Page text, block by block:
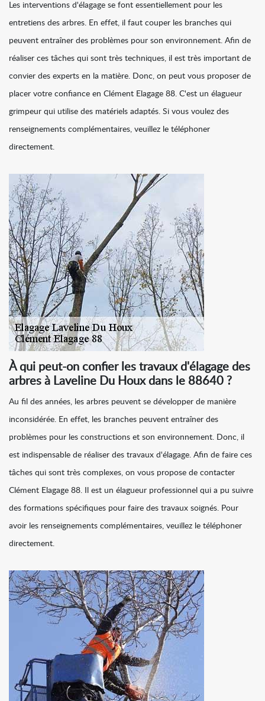
Les interventions d'élagage se font essentiellement pour les
entretiens des arbres. En effet, il faut couper les branches qui
peuvent entraîner des problèmes pour son environnement. Afin de
réaliser ces tâches qui sont très techniques, il est très important de
convier des experts en la matière. Donc, on peut vous proposer de
placer votre confiance en Clément Elagage 88. C'est un élagueur
grimpeur qui utilise des matériels adaptés. Si vous voulez des
renseignements complémentaires, veuillez le téléphoner
directement.
À qui peut-on confier les travaux d'élagage des
arbres à Laveline Du Houx dans le 88640 ?
Au fil des années, les arbres peuvent se développer de manière
inconsidérée. En effet, les branches peuvent entraîner des
problèmes pour les constructions et son environnement. Donc, il
est indispensable de réaliser des travaux d'élagage. Afin de faire ces
tâches qui sont très complexes, on vous propose de contacter
Clément Elagage 88. Il est un élagueur professionnel qui a pu suivre
des formations spécifiques pour faire des travaux soignés. Pour
avoir les renseignements complémentaires, veuillez le téléphoner
directement.